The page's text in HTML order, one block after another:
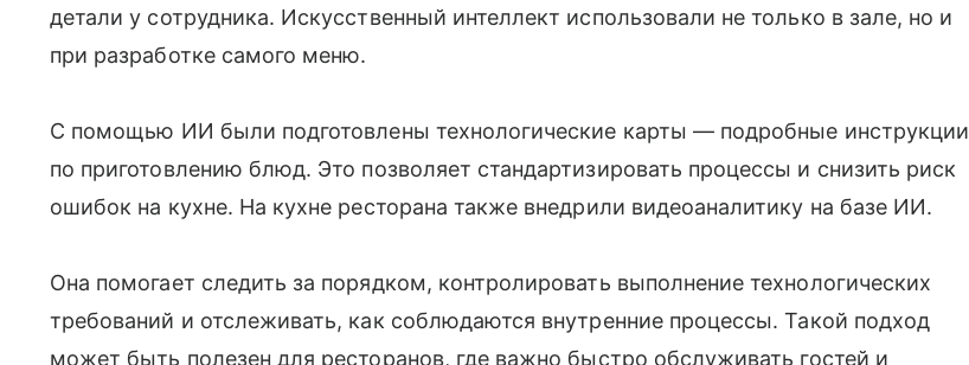
детали у сотрудника. Искусственный интеллект использовали не только в зале, но и
при разработке самого меню.
С помощью ИИ были подготовлены технологические карты — подробные инструкции
по приготовлению блюд. Это позволяет стандартизировать процессы и снизить риск
ошибок на кухне. На кухне ресторана также внедрили видеоаналитику на базе ИИ.
Она помогает следить за порядком, контролировать выполнение технологических
требований и отслеживать, как соблюдаются внутренние процессы. Такой подход
может быть полезен для ресторанов, где важно быстро обслуживать гостей и